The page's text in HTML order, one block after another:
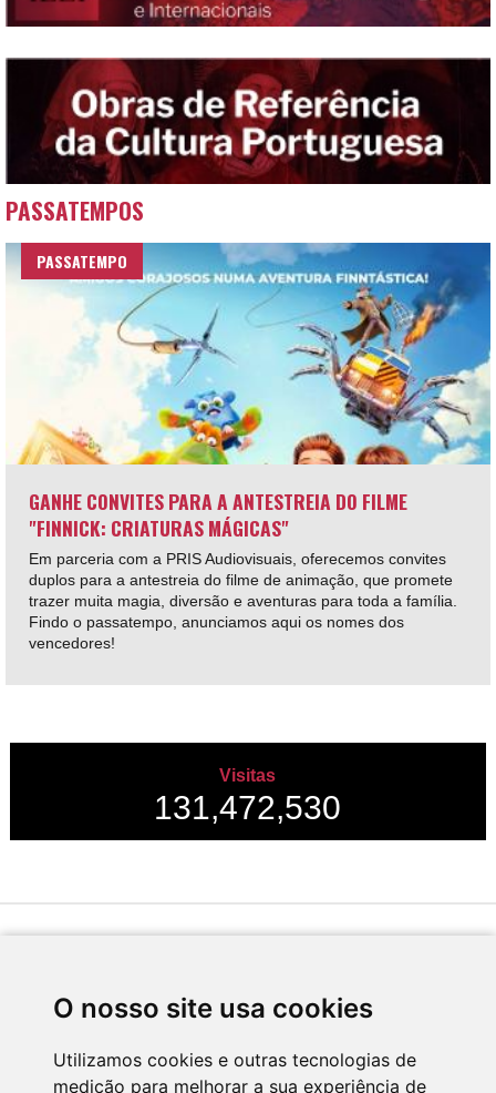
O nosso site usa cookies
Utilizamos cookies e outras tecnologias de
medição para melhorar a sua experiência de
PASSATEMPOS
PASSATEMPO
GANHE CONVITES PARA A ANTESTREIA DO FILME
"FINNICK: CRIATURAS MÁGICAS"
Em parceria com a PRIS Audiovisuais, oferecemos convites
duplos para a antestreia do filme de animação, que promete
trazer muita magia, diversão e aventuras para toda a família.
Findo o passatempo, anunciamos aqui os nomes dos
vencedores!
Visitas
131,472,530